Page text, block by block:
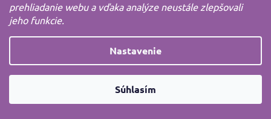
prehliadanie webu a vďaka analýze neustále zlepšovali
jeho funkcie.
Nastavenie
Súhlasím